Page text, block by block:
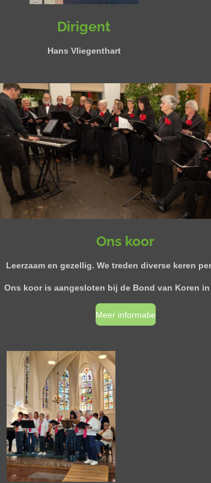
Dirigent
Hans Vliegenthart
Ons koor
Leerzaam en gezellig. We treden diverse keren
Ons koor is aangesloten bij de Bond van Koren in
Meer informatie